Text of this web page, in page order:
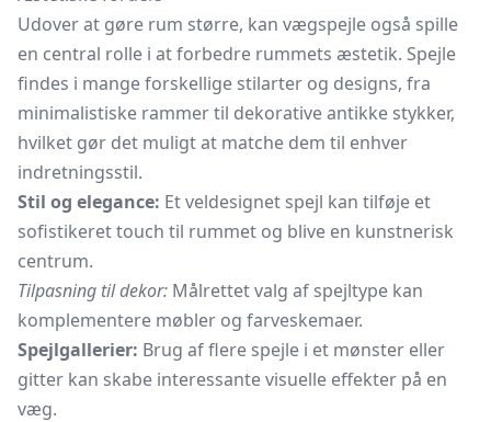
Udover at gøre rum større, kan vægspejle også spille
en central rolle i at forbedre rummets æstetik. Spejle
findes i mange forskellige stilarter og designs, fra
minimalistiske rammer til dekorative antikke stykker,
hvilket gør det muligt at matche dem til enhver
indretningsstil.
Stil og elegance: Et veldesignet spejl kan tilføje et
sofistikeret touch til rummet og blive en kunstnerisk
centrum.
Tilpasning til dekor: Målrettet valg af spejltype kan
komplementere møbler og farveskemaer.
Spejlgallerier: Brug af flere spejle i et mønster eller
gitter kan skabe interessante visuelle effekter på en
væg.